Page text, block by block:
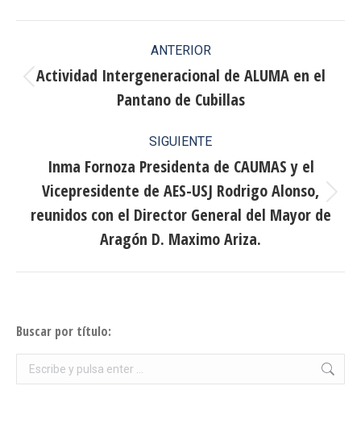
entre
publicaciones
ANTERIOR
Publicación
anterior:
Actividad Intergeneracional de ALUMA en el
Pantano de Cubillas
SIGUIENTE
Publicación
siguiente:
Inma Fornoza Presidenta de CAUMAS y el
Vicepresidente de AES-USJ Rodrigo Alonso,
reunidos con el Director General del Mayor de
Aragón D. Maximo Ariza.
Buscar por título:
Buscar: